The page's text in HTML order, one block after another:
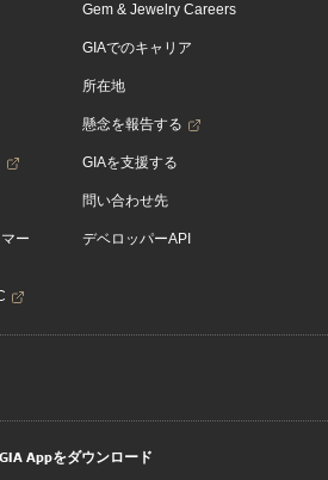
ー
Gem & Jewelry Careers
GIAでのキャリア
所在地
懸念を報告する
GIAを支援する
問い合わせ先
デベロッパーAPI
Appをダウンロード